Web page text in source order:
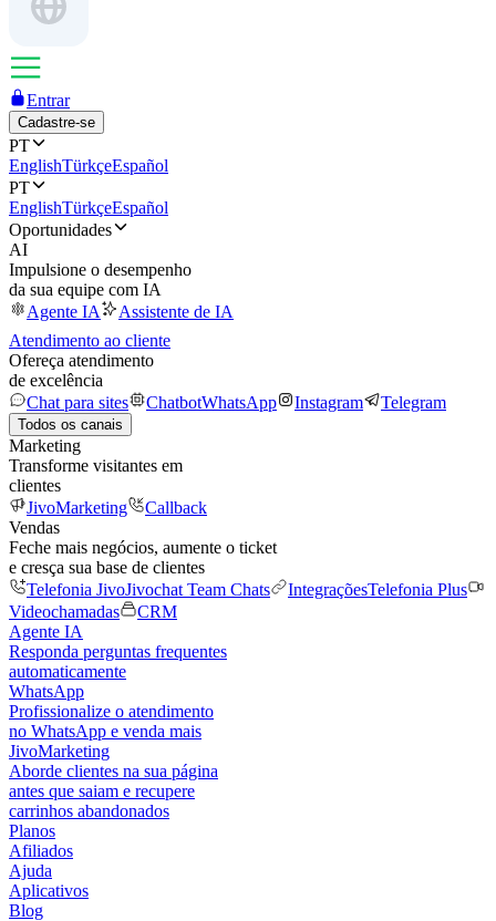
Entrar
Cadastre-se
PT
EnglishTürkçeEspañol
PT
EnglishTürkçeEspañol
Oportunidades
AI
Impulsione o desempenho
da sua equipe com IA
Agente IA
Assistente de IA
Atendimento ao cliente
Ofereça atendimento
de excelência
Chat para sites
ChatbotWhatsApp Instagram Telegram
Todos os canais
Marketing
Transforme visitantes em
clientes
JivoMarketing
Callback
Vendas
Feche mais negócios, aumente o ticket
e cresça sua base de clientes
Telefonia JivoJivochat Team Chats IntegraçõesTelefonia Plus
Videochamadas
CRM
Agente IA
Responda perguntas frequentes
automaticamente
WhatsApp
Profissionalize o atendimento
no WhatsApp e venda mais
JivoMarketing
Aborde clientes na sua página
antes que saiam e recupere
carrinhos abandonados
Planos
Afiliados
Ajuda
Aplicativos
Blog